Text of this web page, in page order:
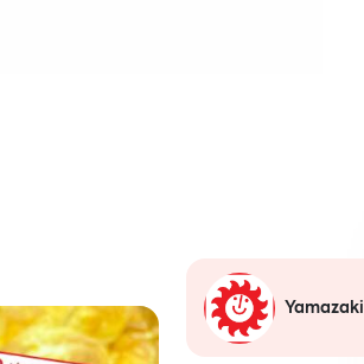
Yamazaki